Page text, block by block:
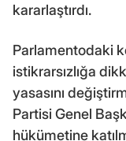
kararlaştırdı.
Parlamentodaki
istikrarsızlığa
yasasını
Partisi Genel
hükümetine